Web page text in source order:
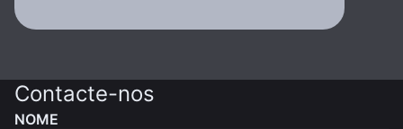
Contacte-nos
NOME